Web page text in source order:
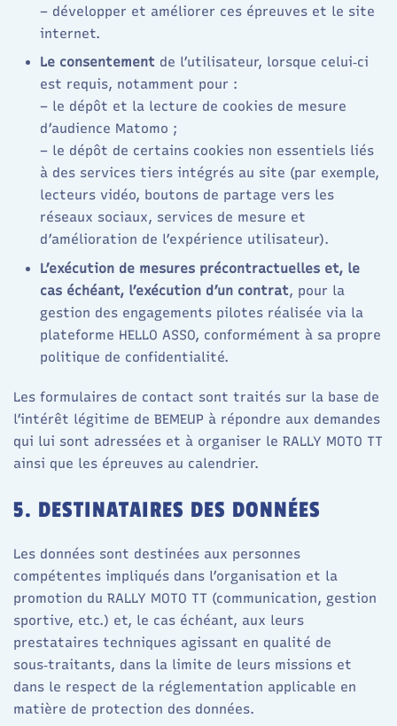
– développer et améliorer ces épreuves et le site
internet.
Le consentement de l’utilisateur, lorsque celui‑ci
est requis, notamment pour :
– le dépôt et la lecture de cookies de mesure
d’audience Matomo ;
– le dépôt de certains cookies non essentiels liés
à des services tiers intégrés au site (par exemple,
lecteurs vidéo, boutons de partage vers les
réseaux sociaux, services de mesure et
d’amélioration de l’expérience utilisateur).
L’exécution de mesures précontractuelles et, le
cas échéant, l’exécution d’un contrat, pour la
gestion des engagements pilotes réalisée via la
plateforme HELLO ASSO, conformément à sa propre
politique de confidentialité.
Les formulaires de contact sont traités sur la base de
l’intérêt légitime de BEMEUP à répondre aux demandes
qui lui sont adressées et à organiser le RALLY MOTO TT
ainsi que les épreuves au calendrier.
5. DESTINATAIRES DES DONNÉES
Les données sont destinées aux personnes
compétentes impliqués dans l’organisation et la
promotion du RALLY MOTO TT (communication, gestion
sportive, etc.) et, le cas échéant, aux leurs
prestataires techniques agissant en qualité de
sous‑traitants, dans la limite de leurs missions et
dans le respect de la réglementation applicable en
matière de protection des données.​